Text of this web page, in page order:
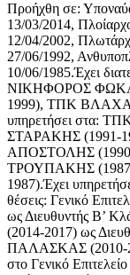
Προήχθη σε:
13/03/2014,
12/04/2002,
27/06/1992,
10/06/1985.Έχει
ΝΙΚΗΦΟΡΟΣ
1999), ΤΠΚ
υπηρετήσει στα:
ΣΤΑΡΑΚΗΣ (1991-
ΑΠΟΣΤΟΛΗΣ (1990-
ΤΡΟΥΠΑΚΗΣ
1987).Έχει
θέσεις: Γενικό
ως Διευθυντής Β’
(2014-2017) ως
ΠΑΛΑΣΚΑΣ (2010-
στο Γενικό